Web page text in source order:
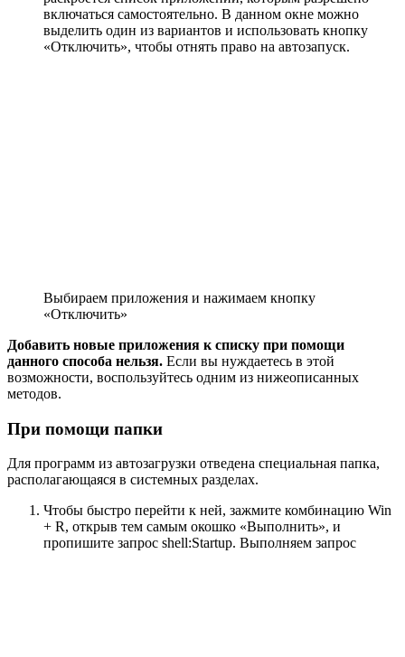
включаться самостоятельно. В данном окне можно
выделить один из вариантов и использовать кнопку
«Отключить», чтобы отнять право на автозапуск.
Выбираем приложения и нажимаем кнопку
«Отключить»
Добавить новые приложения к списку при помощи
данного способа нельзя. Если вы нуждаетесь в этой
возможности, воспользуйтесь одним из нижеописанных
методов.
При помощи папки
Для программ из автозагрузки отведена специальная папка,
располагающаяся в системных разделах.
Чтобы быстро перейти к ней, зажмите комбинацию Win
+ R, открыв тем самым окошко «Выполнить», и
пропишите запрос shell:Startup. Выполняем запрос